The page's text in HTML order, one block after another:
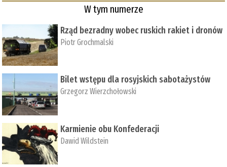
W tym numerze
Rząd bezradny wobec ruskich rakiet i dronów
Piotr Grochmalski
Bilet wstępu dla rosyjskich sabotażystów
Grzegorz Wierzchołowski
Karmienie obu Konfederacji
Dawid Wildstein